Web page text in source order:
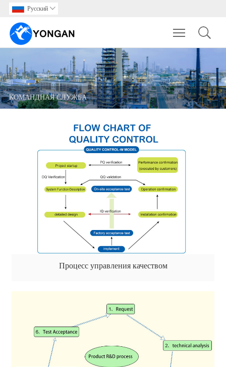
Pусский 
Toggle
КОМАНДНАЯ СЛУЖБА
Процесс управления качеством